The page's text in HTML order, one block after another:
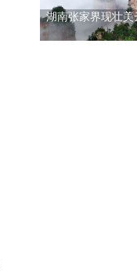
湖南张家界现壮美